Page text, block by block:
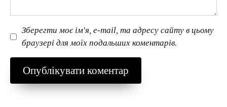
Зберегти моє ім'я, e-mail, та адресу сайту в цьому
браузері для моїх подальших коментарів.